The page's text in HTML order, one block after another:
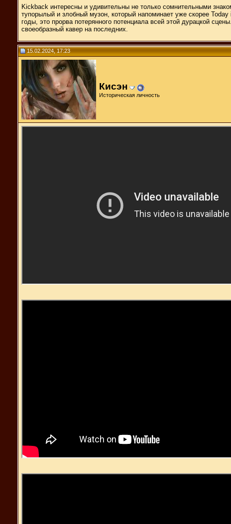
Kickback интересны и удивительны не только сомнительными
тупорылый и злобный музон, который напоминает уже скорее
годы, это прорва потерянного потенциала всей этой дурацкой
своеобразный кавер на последних.
15.02.2024, 17:23
Кисэн
Историческая личность